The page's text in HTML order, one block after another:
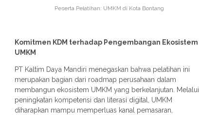
Peserta Pelatihan: UMKM di Kota Bontang
Komitmen KDM terhadap Pengembangan Ekosistem
UMKM
PT Kaltim Daya Mandiri menegaskan bahwa pelatihan ini
merupakan bagian dari roadmap perusahaan dalam
membangun ekosistem UMKM yang berkelanjutan. Melalui
peningkatan kompetensi dan literasi digital, UMKM
diharapkan mampu memperluas kanal pemasaran,